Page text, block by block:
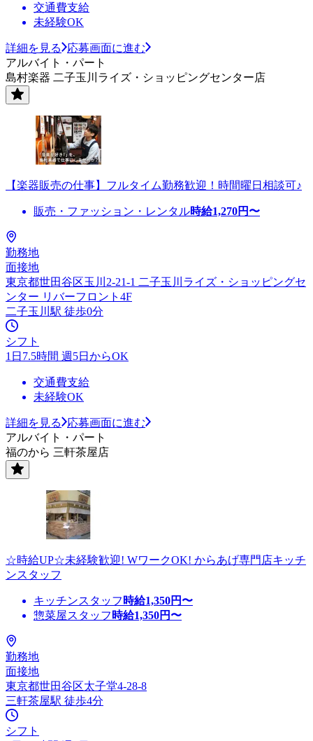
交通費支給
未経験OK
詳細を見る
応募画面に進む
アルバイト・パート
島村楽器 二子玉川ライズ・ショッピングセンター店
【楽器販売の仕事】フルタイム勤務歓迎！時間曜日相談可♪
販売・ファッション・レンタル時給1,270円〜
勤務地
面接地
東京都世田谷区玉川2-21-1 二子玉川ライズ・ショッピングセ
ンター リバーフロント4F
二子玉川駅 徒歩0分
シフト
1日7.5時間 週5日からOK
交通費支給
未経験OK
詳細を見る
応募画面に進む
アルバイト・パート
福のから 三軒茶屋店
☆時給UP☆未経験歓迎! WワークOK! からあげ専門店キッチ
ンスタッフ
キッチンスタッフ 時給1,350円〜
惣菜屋スタッフ 時給1,350円〜
勤務地
面接地
東京都世田谷区太子堂4-28-8
三軒茶屋駅 徒歩4分
シフト